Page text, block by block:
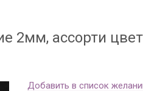
2мм, ассорти
Добавить в список